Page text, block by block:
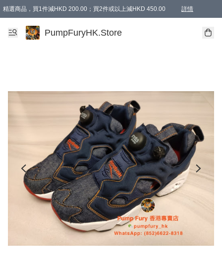
精選商品，買1件減HKD 200.00；買2件或以上減HKD 450.00 詳情
AAPE商品,會員專享9折或以上（按會員等級）AAPE products, members can
精選商品，任選買2件或以上減HKD 100.00
購物滿 HKD 800.00即享免運費優惠！（適用於 特定的送貨方式 )
PumpFuryHK.Store